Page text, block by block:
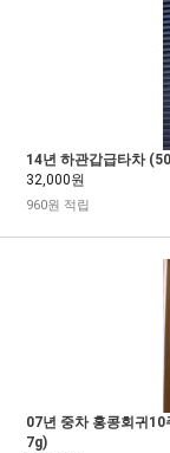
14년 하관갑급타차
32,000원
960원 적립
07년 중차 홍콩회귀
7g)